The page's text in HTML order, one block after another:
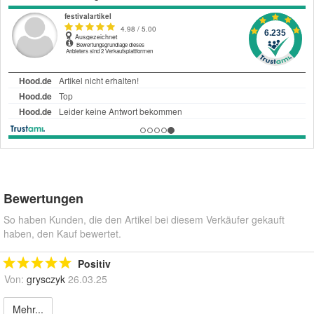
Bewertungen
So haben Kunden, die den Artikel bei diesem Verkäufer gekauft
haben, den Kauf bewertet.
Positiv
Von: grysczyk 26.03.25
Mehr...